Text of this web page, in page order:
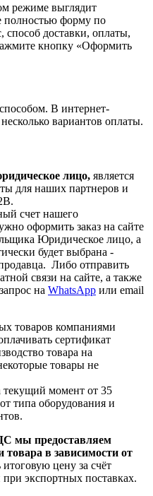
режиме выглядит
полностью форму по
способ доставки, оплаты,
кнопку «Оформить
В интернет-
вариантов оплаты.
лицо, является
для наших партнеров и
счет нашего
оформить заказ на сайте
Юридическое лицо, а
будет выбрана -
Либо отправить
связи на сайте, а также
на WhatsApp или email
товаров компаниями
сертификат
товара на
товары не
текущий момент от 35
типа оборудования и
мы предоставляем
товара в зависимости от
цену за счёт
экспортных поставках.